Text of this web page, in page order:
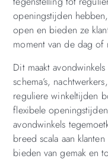
openingstijden
open en bieden ze
moment van de dag of
Dit maakt
schema’s,
reguliere winkeltijden
flexibele
avondwinkels
breed scala aan
bieden van gemak en